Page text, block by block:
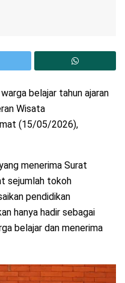
belajar tahun ajaran
Wisata
(15/05/2026),
menerima Surat
sejumlah tokoh
pendidikan
hanya hadir sebagai
belajar dan menerima